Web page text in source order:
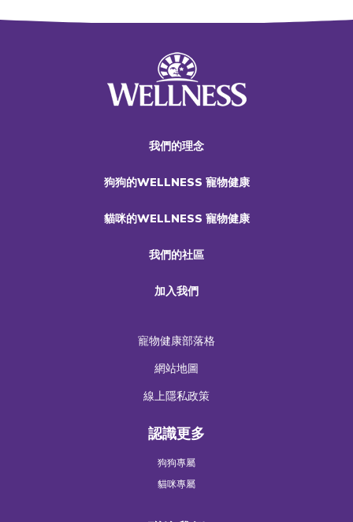
我們的理念
狗狗的WELLNESS 寵物健康
貓咪的WELLNESS 寵物健康
我們的社區
加入我們
寵物健康部落格
網站地圖
線上隱私政策
認識更多
狗狗專屬
貓咪專屬